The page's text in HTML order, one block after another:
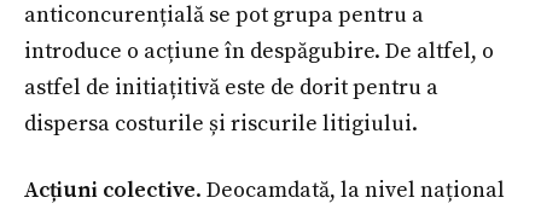
anticoncurențială se pot grupa pentru a
introduce o acțiune în despăgubire. De altfel, o
astfel de initiațitivă este de dorit pentru a
dispersa costurile și riscurile litigiului.
Acțiuni colective. Deocamdată, la nivel național